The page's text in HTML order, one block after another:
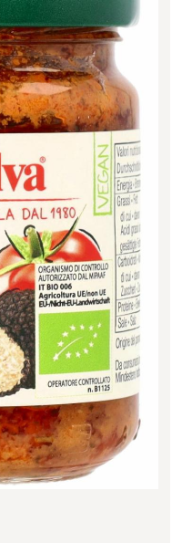
Detail
Detail
Detail
Detail
Detail
Detail
Detail